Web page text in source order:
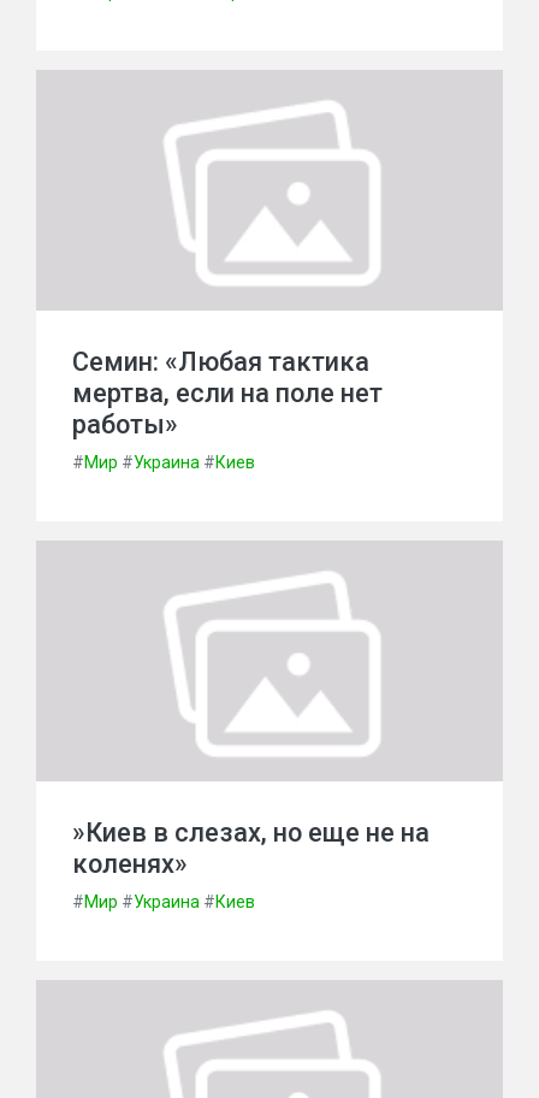
Семин: «Любая тактика
мертва, если на поле нет
работы»
#Мир #Украина #Киев
»Киев в слезах, но еще не на
коленях»
#Мир #Украина #Киев